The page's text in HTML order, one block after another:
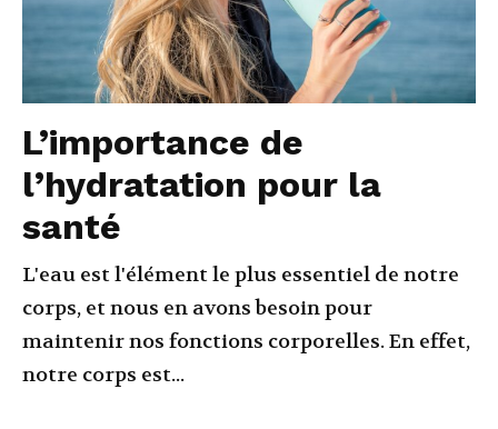
L’importance de
l’hydratation pour la
santé
L'eau est l'élément le plus essentiel de notre
corps, et nous en avons besoin pour
maintenir nos fonctions corporelles. En effet,
notre corps est...